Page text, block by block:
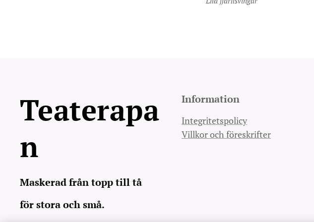
Teaterapa
n
Maskerad från topp till tå
för stora och små.
Information
Integritetspolicy
Villkor och föreskrifter